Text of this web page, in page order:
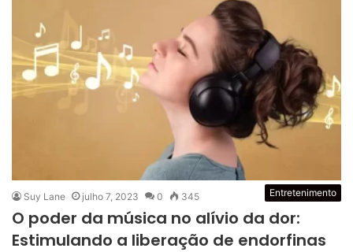
Entretenimento
Suy Lane julho 7, 2023 0 345
O poder da música no alívio da dor:
Estimulando a liberação de endorfinas